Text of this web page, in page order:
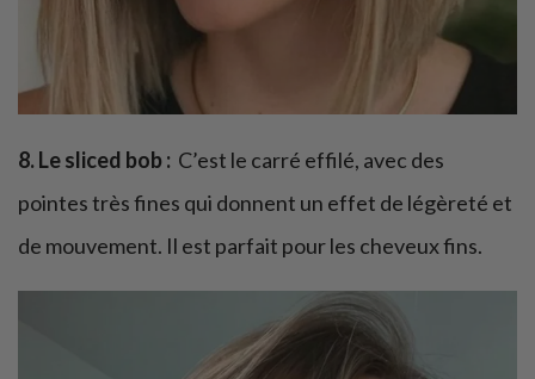
8. Le sliced bob : C’est le carré effilé, avec des
pointes très fines qui donnent un effet de légèreté et
de mouvement. Il est parfait pour les cheveux fins.